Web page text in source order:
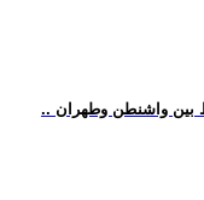
بين واشنطن وطهران